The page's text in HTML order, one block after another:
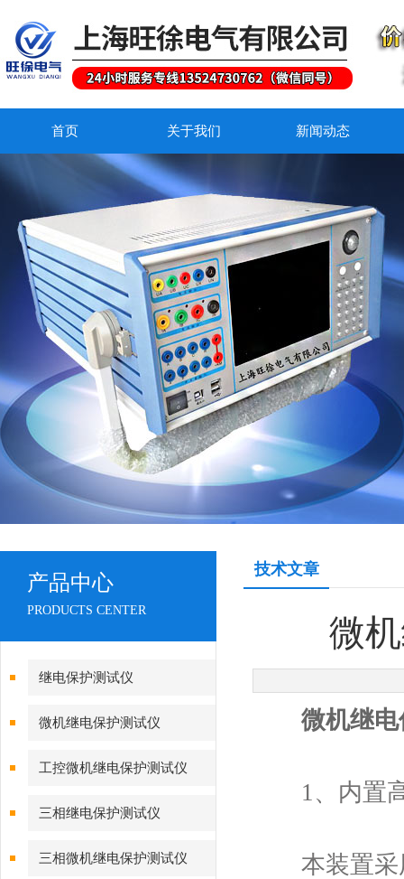
首页 关于我们 新闻动态
产品中心
PRODUCTS CENTER
继电保护测试仪
微机继电保护测试仪
工控微机继电保护测试仪
三相继电保护测试仪
三相微机继电保护测试仪
技术文章
微
微机继
1、内置高
本装置采用